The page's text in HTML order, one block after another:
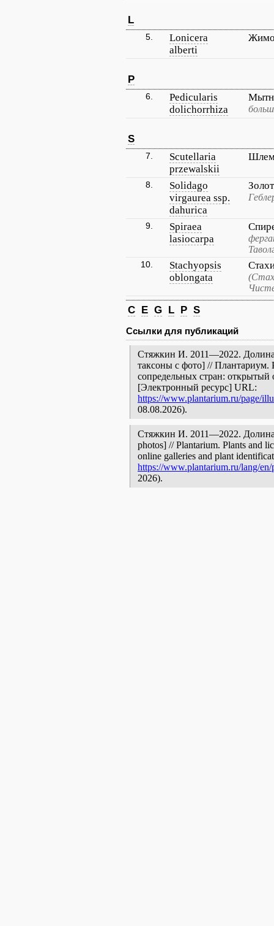
L
5.
Lonicera
alberti
P
6.
Pedicularis
dolichorrhiza
S
7.
Scutellaria
przewalskii
8.
Solidago
virgaurea ssp.
dahurica
9.
Spiraea
lasiocarpa
10.
Stachyopsis
oblongata
C E G L P S
Ссылки для публикаций
Стяжкин И. 2011—2022. Долина
таксоны с фото] //
сопредельных стран: открытый
[Электронный ресурс] URL:
https://www.plantarium.ru/page/
08.08.2026).
Стяжкин И. 2011—2022.
photos] // Plantarium. Plants and
online galleries and plant
https://www.plantarium.ru/lang/
2026).